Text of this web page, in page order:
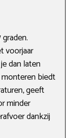
voorjaar
dan laten
biedt
geeft
minder
dankzij